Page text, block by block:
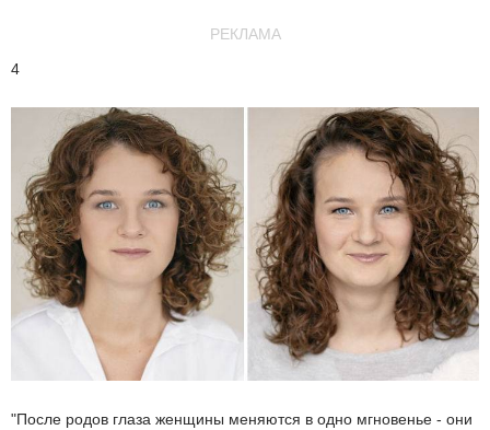
РЕКЛАМА
4
"После родов глаза женщины меняются в одно мгновенье - они